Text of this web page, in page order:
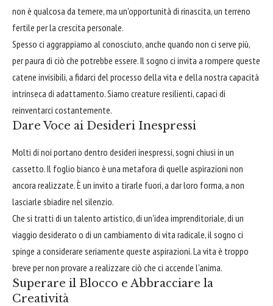
non è qualcosa da temere, ma un'opportunità di rinascita, un terreno
fertile per la crescita personale.
Spesso ci aggrappiamo al conosciuto, anche quando non ci serve più,
per paura di ciò che potrebbe essere. Il sogno ci invita a rompere queste
catene invisibili, a fidarci del processo della vita e della nostra capacità
intrinseca di adattamento. Siamo creature resilienti, capaci di
reinventarci costantemente.
Dare Voce ai Desideri Inespressi
Molti di noi portano dentro desideri inespressi, sogni chiusi in un
cassetto. Il foglio bianco è una metafora di quelle aspirazioni non
ancora realizzate. È un invito a tirarle fuori, a dar loro forma, a non
lasciarle sbiadire nel silenzio.
Che si tratti di un talento artistico, di un'idea imprenditoriale, di un
viaggio desiderato o di un cambiamento di vita radicale, il sogno ci
spinge a considerare seriamente queste aspirazioni. La vita è troppo
breve per non provare a realizzare ciò che ci accende l'anima.
Superare il Blocco e Abbracciare la
Creatività